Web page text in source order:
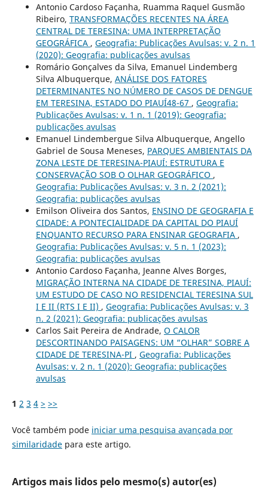
Antonio Cardoso Façanha, Ruamma Raquel Gusmão
Ribeiro, TRANSFORMAÇÕES RECENTES NA ÁREA
CENTRAL DE TERESINA: UMA INTERPRETAÇÃO
GEOGRÁFICA , Geografia: Publicações Avulsas: v. 2 n. 1
(2020): Geografia: publicações avulsas
Romário Gonçalves da Silva, Emanuel Lindemberg
Silva Albuquerque, ANÁLISE DOS FATORES
DETERMINANTES NO NÚMERO DE CASOS DE DENGUE
EM TERESINA, ESTADO DO PIAUÍ48-67 , Geografia:
Publicações Avulsas: v. 1 n. 1 (2019): Geografia:
publicações avulsas
Emanuel Lindembergue Silva Albuquerque, Angello
Gabriel de Sousa Meneses, PARQUES AMBIENTAIS DA
ZONA LESTE DE TERESINA-PIAUÍ: ESTRUTURA E
CONSERVAÇÃO SOB O OLHAR GEOGRÁFICO ,
Geografia: Publicações Avulsas: v. 3 n. 2 (2021):
Geografia: publicações avulsas
Emilson Oliveira dos Santos, ENSINO DE GEOGRAFIA E
CIDADE: A PONTECIALIDADE DA CAPITAL DO PIAUÍ
ENQUANTO RECURSO PARA ENSINAR GEOGRAFIA ,
Geografia: Publicações Avulsas: v. 5 n. 1 (2023):
Geografia: publicações avulsas
Antonio Cardoso Façanha, Jeanne Alves Borges,
MIGRAÇÃO INTERNA NA CIDADE DE TERESINA, PIAUÍ:
UM ESTUDO DE CASO NO RESIDENCIAL TERESINA SUL
I E II (RTS I E II) , Geografia: Publicações Avulsas: v. 3
n. 2 (2021): Geografia: publicações avulsas
Carlos Sait Pereira de Andrade, O CALOR
DESCORTINANDO PAISAGENS: UM “OLHAR” SOBRE A
CIDADE DE TERESINA-PI , Geografia: Publicações
Avulsas: v. 2 n. 1 (2020): Geografia: publicações
avulsas
1 2 3 4 > >>
Você também pode iniciar uma pesquisa avançada por
similaridadepara este artigo.
Artigos mais lidos pelo mesmo(s) autor(es)